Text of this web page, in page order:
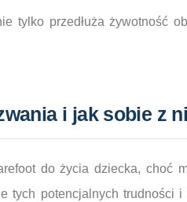
tylko przedłuża żywotność
i jak sobie z
do życia dziecka, choć
tych potencjalnych